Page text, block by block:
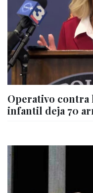
Operativo contra
infantil deja 70